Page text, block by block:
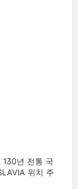
130년 전통 국
위치 주